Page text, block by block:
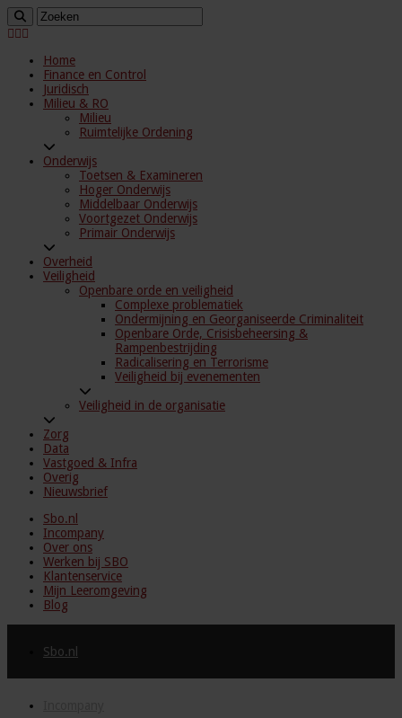
Home
Finance en Control
Juridisch
Milieu & RO
Milieu
Ruimtelijke Ordening
Onderwijs
Toetsen & Examineren
Hoger Onderwijs
Middelbaar Onderwijs
Voortgezet Onderwijs
Primair Onderwijs
Overheid
Veiligheid
Openbare orde en veiligheid
Complexe problematiek
Ondermijning en Georganiseerde Criminaliteit
Openbare Orde, Crisisbeheersing &
Rampenbestrijding
Radicalisering en Terrorisme
Veiligheid bij evenementen
Veiligheid in de organisatie
Zorg
Data
Vastgoed & Infra
Overig
Nieuwsbrief
Sbo.nl
Incompany
Over ons
Werken bij SBO
Klantenservice
Mijn Leeromgeving
Blog
Sbo.nl